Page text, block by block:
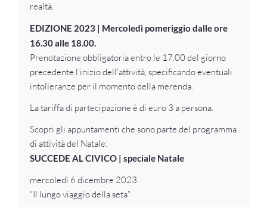
realtà.
EDIZIONE 2023 | Mercoledì pomeriggio dalle ore
16.30 alle 18.00.
Prenotazione obbligatoria entro le 17.00 del giorno
precedente l'inizio dell'attività, specificando eventuali
intolleranze per il momento della merenda.
La tariffa di partecipazione è di euro 3 a persona.
Scopri gli appuntamenti che sono parte del programma
di attività del Natale:
SUCCEDE AL CIVICO | speciale Natale
mercoledì 6 dicembre 2023
“Il lungo viaggio della seta”